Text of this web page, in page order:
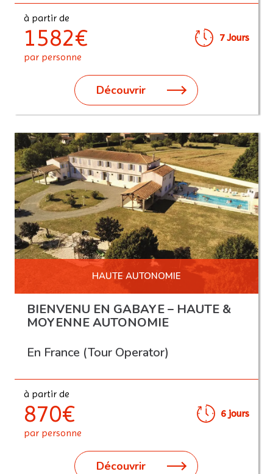
à partir de
1582€
par personne
7 Jours
Découvrir
HAUTE AUTONOMIE
BIENVENU EN GABAYE – HAUTE &
MOYENNE AUTONOMIE
En France (Tour Operator)
à partir de
870€
par personne
6 jours
Découvrir